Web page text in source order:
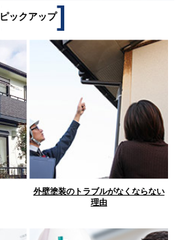
ピックアップ]
外壁塗装のトラブルがなくならない
理由